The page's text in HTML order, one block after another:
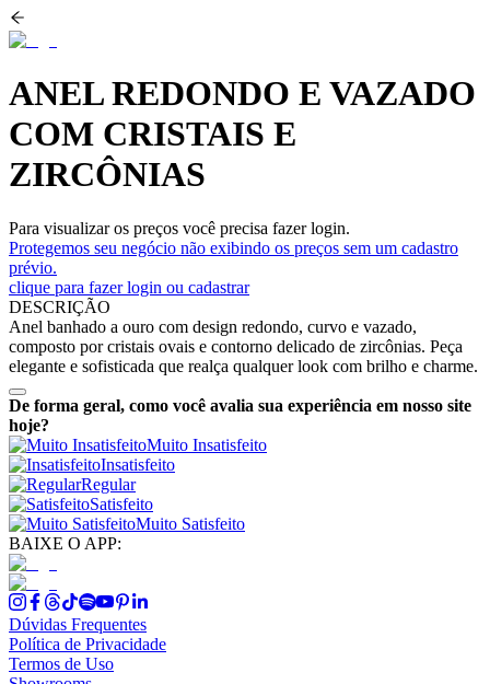
ANEL REDONDO E VAZADO
COM CRISTAIS E
ZIRCÔNIAS
Para visualizar os preços você precisa fazer login.
Protegemos seu negócio não exibindo os preços sem um cadastro
prévio.
clique para fazer login ou cadastrar
DESCRIÇÃO
Anel banhado a ouro com design redondo, curvo e vazado,
composto por cristais ovais e contorno delicado de zircônias. Peça
elegante e sofisticada que realça qualquer look com brilho e charme.
De forma geral, como você avalia sua experiência em nosso site
hoje?
Muito Insatisfeito
Insatisfeito
Regular
Satisfeito
Muito Satisfeito
BAIXE O APP:
Dúvidas Frequentes
Política de Privacidade
Termos de Uso